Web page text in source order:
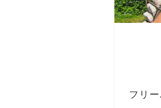
フリ